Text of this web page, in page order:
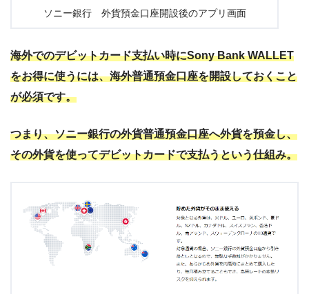
ソニー銀行 外貨預金口座開設後のアプリ画面
海外でのデビットカード支払い時にSony Bank WALLET
をお得に使うには、海外普通預金口座を開設しておくこと
が必須です。
つまり、ソニー銀行の外貨普通預金口座へ外貨を預金し、
その外貨を使ってデビットカードで支払うという仕組み。